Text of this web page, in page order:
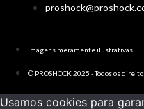
Imagens meramente ilustrativas
© PROSHOCK 2025 - Todos os
Usamos cookies para